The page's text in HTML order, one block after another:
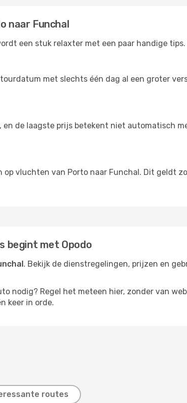
naar Funchal
een stuk relaxter met een paar handige tips.
met slechts één dag al een groter
en de laagste prijs betekent niet automatisch
op vluchten van Porto naar Funchal. Dit geldt
begint met Opodo
. Bekijk de dienstregelingen, prijzen en
nodig? Regel het meteen hier, zonder van
keer in orde.
routes